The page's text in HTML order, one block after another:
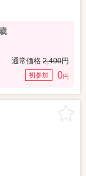
通常価格 2,400円
初参加 0円